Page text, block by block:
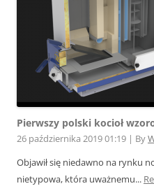
Pierwszy polski kocioł
26 października 2019 01:19 | By
Objawił się niedawno na rynku
nietypowa, która uważnemu...